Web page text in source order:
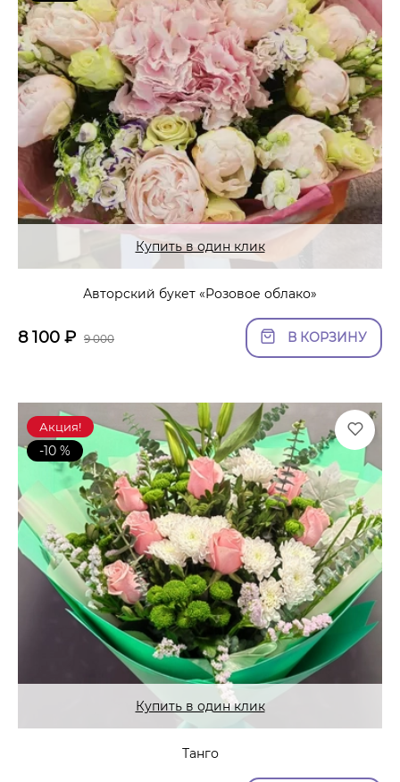
Купить в один клик
Авторский букет «Розовое облако»
8 100 ₽ 9 000 В КОРЗИНУ
Акция!
-10 %
Купить в один клик
Танго